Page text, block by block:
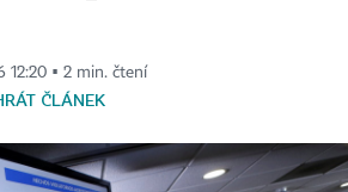
12:20 ▪ 2 min. čtení
ČLÁNEK